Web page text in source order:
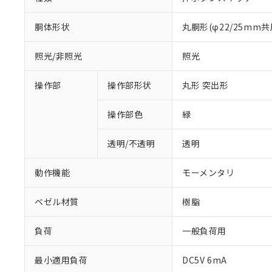
胴体形状 丸胴形(φ22/25mm共
照光/非照光 照光
操作部 操作部形状 丸形 突出形
操作部色 緑
透明/不透明 透明
動作機能 モーメンタリ
ベゼル材質 樹脂
負荷 一般負荷用
最小適用負荷 DC5V 6mA
※1 対応状況